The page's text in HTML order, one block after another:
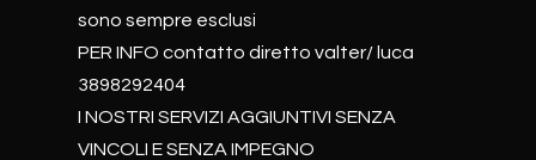
sono sempre esclusi
PER INFO contatto diretto valter/ luca
3898292404
I NOSTRI SERVIZI AGGIUNTIVI SENZA
VINCOLI E SENZA IMPEGNO